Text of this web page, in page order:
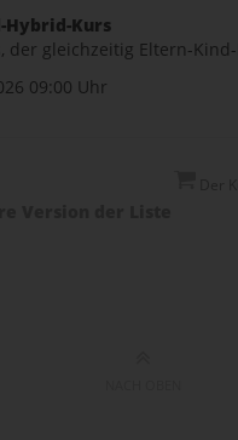
Hybrid-Kurs
der gleichzeitig Eltern-
09:00 Uhr